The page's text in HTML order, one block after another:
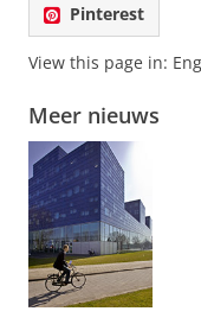
Pinterest
View this page in:
Meer nieuws